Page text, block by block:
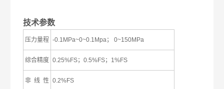
技术参数
压力量程 -0.1MPa~0~0.1Mpa； 0~150MPa
综合精度 0.25%FS；0.5%FS；1%FS
非 线 性 0.2%FS